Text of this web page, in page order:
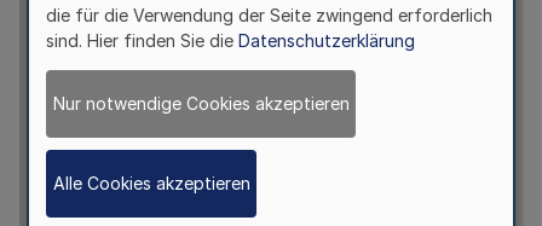
die für die Verwendung der Seite zwingend erforderlich
sind. Hier finden Sie die Datenschutzerklärung
Nur notwendige Cookies akzeptieren
Alle Cookies akzeptieren